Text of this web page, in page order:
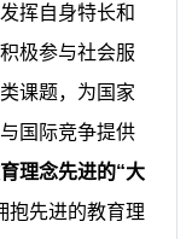
挥自身特长和
极参与社会服
课题，为国家
国际竞争提供
理念先进的“大
抱先进的教育理